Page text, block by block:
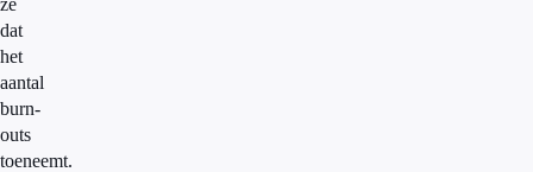
ze
dat
het
aantal
burn-
outs
toeneemt.